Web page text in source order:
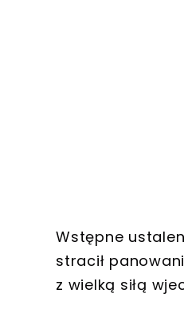
Wstępne
stracił
z wielką siłą